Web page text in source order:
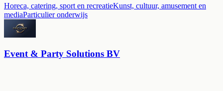
Horeca, catering, sport en recreatieKunst, cultuur, amusement en
mediaParticulier onderwijs
Event & Party Solutions BV